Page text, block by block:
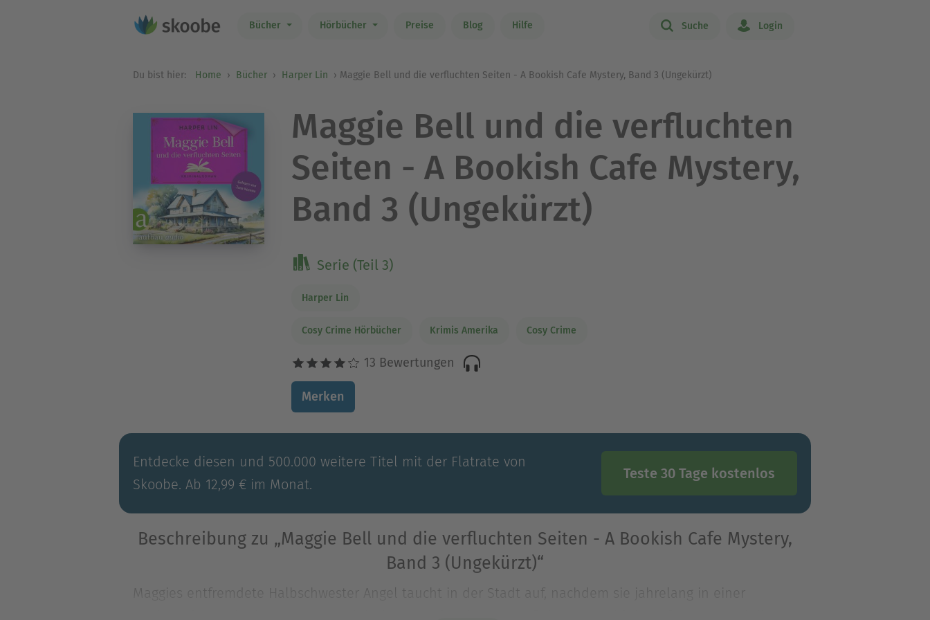
Bücher Hörbücher Preise Blog Hilfe Suche Login
Du bist hier: Home Bücher Harper Lin Maggie Bell und die verfluchten Seiten - A Bookish Cafe Mystery, Band 3 (Ungekürzt)
Maggie Bell und die verfluchten
Seiten - A Bookish Cafe Mystery,
Band 3 (Ungekürzt)
Serie (Teil 3)
Harper Lin
Cosy Crime Hörbücher Krimis Amerika Cosy Crime
13 Bewertungen
Merken
Entdecke diesen und 500.000 weitere Titel mit der Flatrate von
Skoobe. Ab 12,99 € im Monat.
Teste 30 Tage kostenlos
Beschreibung zu „Maggie Bell und die verfluchten Seiten - A Bookish Cafe Mystery,
Band 3 (Ungekürzt)“
Maggies entfremdete Halbschwester Angel taucht in der Stadt auf, nachdem sie jahrelang in einer